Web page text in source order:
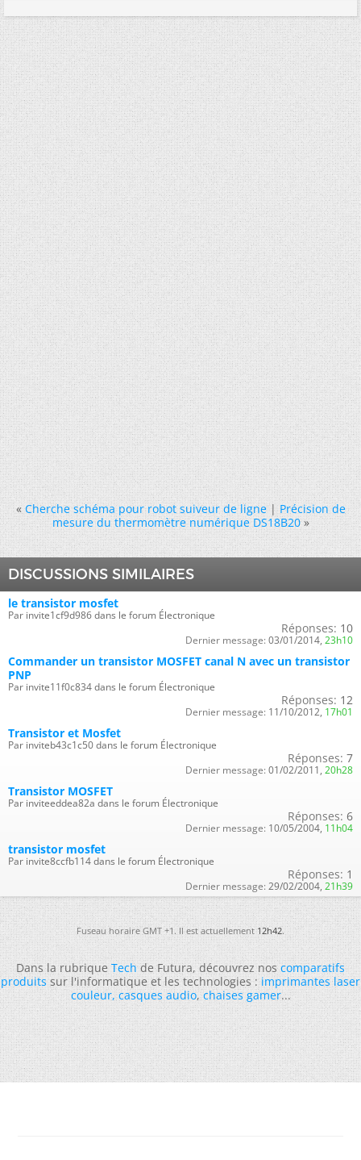
« Cherche schéma pour robot suiveur de ligne|Précision de
mesure du thermomètre numérique DS18B20 »
DISCUSSIONS SIMILAIRES
le transistor mosfet
Par invite1cf9d986 dans le forum Électronique
Réponses: 10
Dernier message: 03/01/2014, 23h10
Commander un transistor MOSFET canal N avec un transistor
PNP
Par invite11f0c834 dans le forum Électronique
Réponses: 12
Dernier message: 11/10/2012, 17h01
Transistor et Mosfet
Par inviteb43c1c50 dans le forum Électronique
Réponses: 7
Dernier message: 01/02/2011, 20h28
Transistor MOSFET
Par inviteeddea82a dans le forum Électronique
Réponses: 6
Dernier message: 10/05/2004, 11h04
transistor mosfet
Par invite8ccfb114 dans le forum Électronique
Réponses: 1
Dernier message: 29/02/2004, 21h39
Fuseau horaire GMT +1. Il est actuellement12h42.
Dans la rubriqueTechde Futura, découvrez noscomparatifs
produitssur l'informatique et les technologies :imprimantes laser
couleur,casques audio,chaises gamer...